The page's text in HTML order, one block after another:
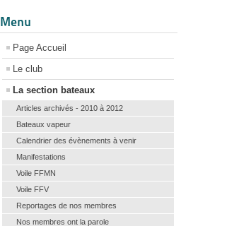
Menu
Page Accueil
Le club
La section bateaux
Articles archivés - 2010 à 2012
Bateaux vapeur
Calendrier des évènements à venir
Manifestations
Voile FFMN
Voile FFV
Reportages de nos membres
Nos membres ont la parole